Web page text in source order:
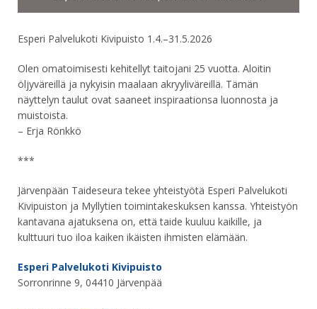
Esperi Palvelukoti Kivipuisto 1.4.–31.5.2026
Olen omatoimisesti kehitellyt taitojani 25 vuotta. Aloitin
öljyväreillä ja nykyisin maalaan akryyliväreillä. Tämän
näyttelyn taulut ovat saaneet inspiraationsa luonnosta ja
muistoista.
– Erja Rönkkö
***
Järvenpään Taideseura tekee yhteistyötä Esperi Palvelukoti
Kivipuiston ja Myllytien toimintakeskuksen kanssa. Yhteistyön
kantavana ajatuksena on, että taide kuuluu kaikille, ja
kulttuuri tuo iloa kaiken ikäisten ihmisten elämään.
Esperi Palvelukoti Kivipuisto
Sorronrinne 9, 04410 Järvenpää